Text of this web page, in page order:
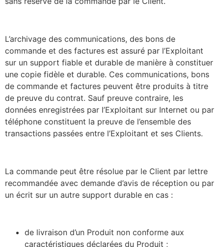
L’archivage des communications, des bons de
commande et des factures est assuré par l’Exploitant
sur un support fiable et durable de manière à constituer
une copie fidèle et durable. Ces communications, bons
de commande et factures peuvent être produits à titre
de preuve du contrat. Sauf preuve contraire, les
données enregistrées par l’Exploitant sur Internet ou par
téléphone constituent la preuve de l’ensemble des
transactions passées entre l’Exploitant et ses Clients.
La commande peut être résolue par le Client par lettre
recommandée avec demande d’avis de réception ou par
un écrit sur un autre support durable en cas :
de livraison d’un Produit non conforme aux
caractéristiques déclarées du Produit ;